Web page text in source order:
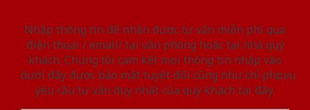
Nhập thông tin để nhận được tư vấn miễn phí qua
điện thoại / email/ tại văn phòng hoặc tại nhà quý
khách. Chúng tôi cam kết mọi thông tin nhập vào
dưới đây được bảo mật tuyệt đối cũng như chỉ phục vụ
yêu cầu tư vấn duy nhất của quý khách tại đây.